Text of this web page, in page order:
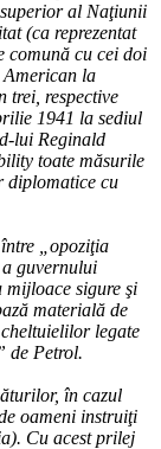
al Naţiunii
(ca reprezentat
comună cu cei doi
American la
trei, respective
1941 la sediul
lui Reginald
toate măsurile
diplomatice cu
„opoziţia
guvernului
mijloace sigure şi
materială de
legate
de Petrol.
în cazul
oameni instruiţi
Cu acest prilej